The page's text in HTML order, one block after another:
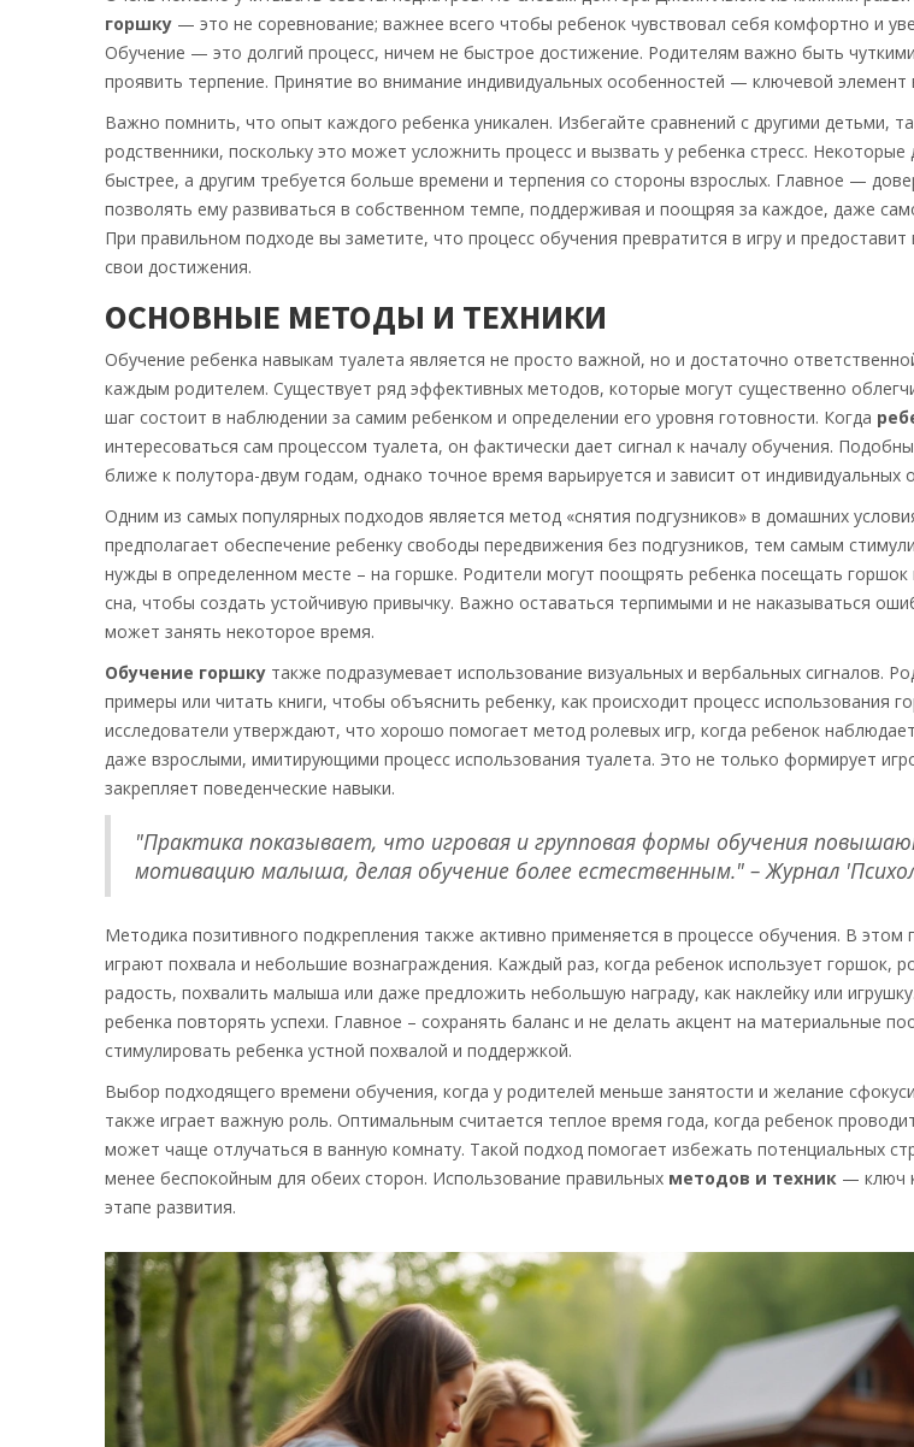
горшку — это не соревнование; важнее всего чтобы ребенок чувствовал себя комфортно и
Обучение — это долгий процесс, ничем не быстрое достижение. Родителям важно быть
проявить терпение. Принятие во внимание индивидуальных особенностей — ключевой элемент
Важно помнить, что опыт каждого ребенка уникален. Избегайте сравнений с другими детьми,
родственники, поскольку это может усложнить процесс и вызвать у ребенка стресс. Некоторые
быстрее, а другим требуется больше времени и терпения со стороны взрослых. Главное —
позволять ему развиваться в собственном темпе, поддерживая и поощряя за каждое, даже
При правильном подходе вы заметите, что процесс обучения превратится в игру и
свои достижения.
ОСНОВНЫЕ МЕТОДЫ И ТЕХНИКИ
Обучение ребенка навыкам туалета является не просто важной, но и достаточно
каждым родителем. Существует ряд эффективных методов, которые могут существенно
шаг состоит в наблюдении за самим ребенком и определении его уровня готовности. Когда
интересоваться сам процессом туалета, он фактически дает сигнал к началу обучения.
ближе к полутора-двум годам, однако точное время варьируется и зависит от индивидуальных
Одним из самых популярных подходов является метод «снятия подгузников» в домашних
предполагает обеспечение ребенку свободы передвижения без подгузников, тем самым
нужды в определенном месте – на горшке. Родители могут поощрять ребенка посещать
сна, чтобы создать устойчивую привычку. Важно оставаться терпимыми и не наказываться
может занять некоторое время.
Обучение горшку также подразумевает использование визуальных и вербальных сигналов.
примеры или читать книги, чтобы объяснить ребенку, как происходит процесс использования
исследователи утверждают, что хорошо помогает метод ролевых игр, когда ребенок
даже взрослыми, имитирующими процесс использования туалета. Это не только формирует
закрепляет поведенческие навыки.
"Практика показывает, что игровая и групповая формы обучения
мотивацию малыша, делая обучение более естественным." – Журнал
Методика позитивного подкрепления также активно применяется в процессе обучения. В
играют похвала и небольшие вознаграждения. Каждый раз, когда ребенок использует горшок,
радость, похвалить малыша или даже предложить небольшую награду, как наклейку или
ребенка повторять успехи. Главное – сохранять баланс и не делать акцент на материальные
стимулировать ребенка устной похвалой и поддержкой.
Выбор подходящего времени обучения, когда у родителей меньше занятости и желание
также играет важную роль. Оптимальным считается теплое время года, когда ребенок
может чаще отлучаться в ванную комнату. Такой подход помогает избежать потенциальных
менее беспокойным для обеих сторон. Использование правильных методов и техник — ключ
этапе развития.